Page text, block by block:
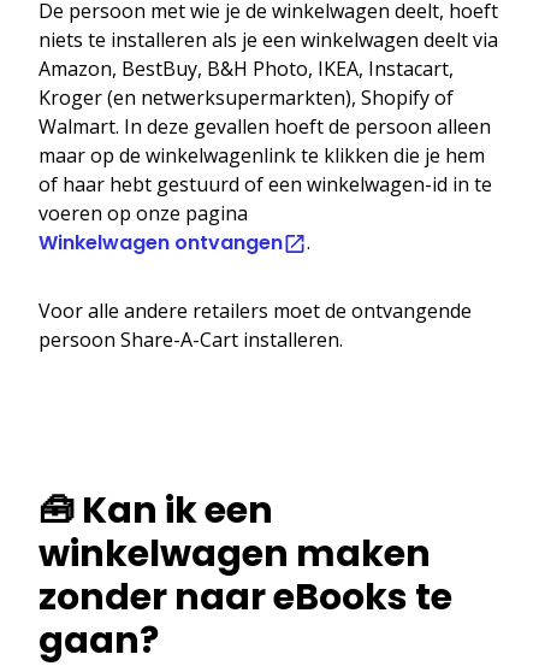
De persoon met wie je de winkelwagen deelt, hoeft
niets te installeren als je een winkelwagen deelt via
Amazon, BestBuy, B&H Photo, IKEA, Instacart,
Kroger (en netwerksupermarkten), Shopify of
Walmart. In deze gevallen hoeft de persoon alleen
maar op de winkelwagenlink te klikken die je hem
of haar hebt gestuurd of een winkelwagen-id in te
voeren op onze pagina
Winkelwagen ontvangen .
Voor alle andere retailers moet de ontvangende
persoon Share-A-Cart installeren.
🧰 Kan ik een
winkelwagen maken
zonder naar eBooks te
gaan?